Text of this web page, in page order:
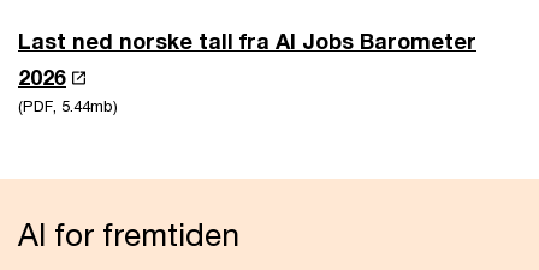
Last ned norske tall fra AI Jobs Barometer
2026
(PDF, 5.44mb)
AI for fremtiden